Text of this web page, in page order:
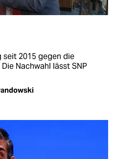
seit 2015 gegen die
Nachwahl lässt SNP